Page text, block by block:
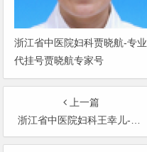
浙江省中医院妇科贾晓航-专业
代挂号贾晓航专家号
上一篇
浙江省中医院妇科王幸儿-专业代挂号王幸儿专家号